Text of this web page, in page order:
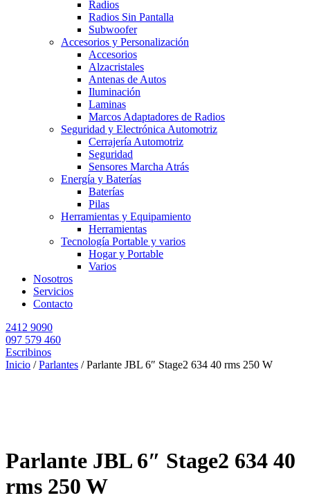
Radios
Radios Sin Pantalla
Subwoofer
Accesorios y Personalización
Accesorios
Alzacristales
Antenas de Autos
Iluminación
Laminas
Marcos Adaptadores de Radios
Seguridad y Electrónica Automotriz
Cerrajería Automotriz
Seguridad
Sensores Marcha Atrás
Energía y Baterías
Baterías
Pilas
Herramientas y Equipamiento
Herramientas
Tecnología Portable y varios
Hogar y Portable
Varios
Nosotros
Servicios
Contacto
2412 9090
097 579 460
Escribinos
Inicio /Parlantes / Parlante JBL 6″ Stage2 634 40 rms 250 W
Parlante JBL 6″ Stage2 634 40
rms 250 W